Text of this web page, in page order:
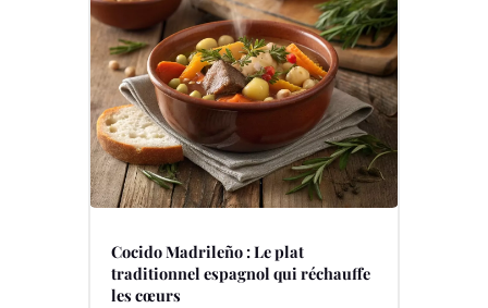
Cocido Madrileño : Le plat
traditionnel espagnol qui réchauffe
les cœurs